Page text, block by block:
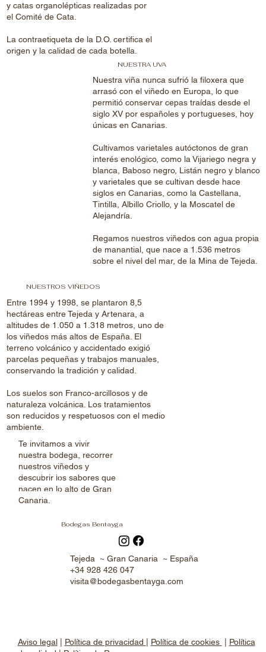
y catas organolépticas realizadas por
el Comité de Cata.
La contraetiqueta de la D.O. certifica el
origen y la calidad de cada botella.
Nuestra viña nunca sufrió la filoxera que
arrasó con el viñedo en Europa, lo que
permitió conservar cepas traídas desde el
siglo XV por españoles y portugueses, hoy
únicas en Canarias.
Cultivamos varietales autóctonos de gran
interés enológico, como la Vijariego negra y
blanca, Baboso negro, Listán negro y blanco
y varietales que se cultivan desde hace
siglos en Canarias, como la Castellana,
Tintilla, Albillo Criollo, y la Moscatel de
Alejandría.
Regamos nuestros viñedos con agua propia
de manantial, que nace a 1.536 metros
sobre el nivel del mar, de la Mina de Tejeda.
NUESTRA UVA
NUESTROS VIÑEDOS
Entre 1994 y 1998, se plantaron 8,5
hectáreas entre Tejeda y Artenara, a
altitudes de 1.050 a 1.318 metros, uno de
los viñedos más altos de España. El
terreno volcánico y accidentado exigió
parcelas pequeñas y trabajos manuales,
conservando la tradición y calidad.
Los suelos son Franco-arcillosos y de
naturaleza volcánica. Los tratamientos
son reducidos y respetuosos con el medio
ambiente.
Te invitamos a vivir
nuestra bodega, recorrer
nuestros viñedos y
descubrir los sabores que
nacen en lo alto de Gran
Canaria.
Bodegas Bentayga
Tejeda ~ Gran Canaria ~ España
+34 928 426 047
visita@bodegasbentayga.com
Aviso legal| Política de privacidad Política de cookies
Política